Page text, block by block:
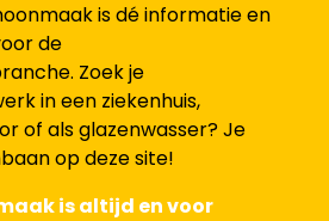
is dé informatie en
de
Zoek je
in een ziekenhuis,
of als glazenwasser? Je
op deze site!
is altijd en voor